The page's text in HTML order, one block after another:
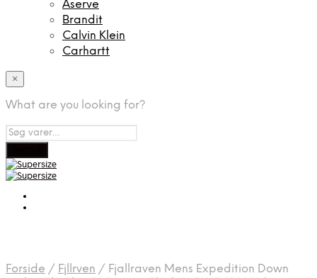
Aserve
Brandit
Calvin Klein
Carhartt
×
What are you looking for?
Forside / Fjllrven / Fjallraven Mens Expedition Down